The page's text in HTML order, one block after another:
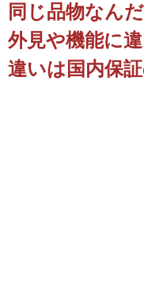
同じ品物なん
外見や機能に
違いは国内保